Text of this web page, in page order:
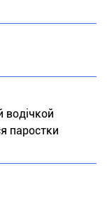
водічкой
паростки